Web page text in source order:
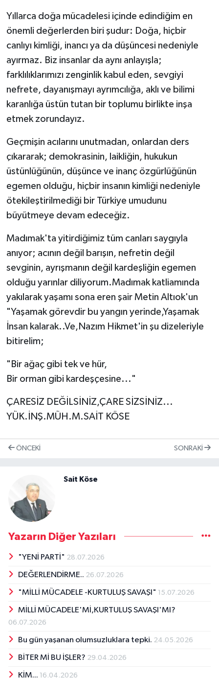
Yıllarca doğa mücadelesi içinde edindiğim en
önemli değerlerden biri şudur: Doğa, hiçbir
canlıyı kimliği, inancı ya da düşüncesi nedeniyle
ayırmaz. Biz insanlar da aynı anlayışla;
farklılıklarımızı zenginlik kabul eden, sevgiyi
nefrete, dayanışmayı ayrımcılığa, aklı ve bilimi
karanlığa üstün tutan bir toplumu birlikte inşa
etmek zorundayız.
Geçmişin acılarını unutmadan, onlardan ders
çıkararak; demokrasinin, laikliğin, hukukun
üstünlüğünün, düşünce ve inanç özgürlüğünün
egemen olduğu, hiçbir insanın kimliği nedeniyle
ötekileştirilmediği bir Türkiye umudunu
büyütmeye devam edeceğiz.
Madımak'ta yitirdiğimiz tüm canları saygıyla
anıyor; acının değil barışın, nefretin değil
sevginin, ayrışmanın değil kardeşliğin egemen
olduğu yarınlar diliyorum.Madımak katliamında
yakılarak yaşamı sona eren şair Metin Altıok'un
"Yaşamak görevdir bu yangın yerinde,Yaşamak
İnsan kalarak..Ve,Nazım Hikmet'in şu dizeleriyle
bitirelim;
"Bir ağaç gibi tek ve hür,
Bir orman gibi kardeşçesine..."
ÇARESİZ DEĞİLSİNİZ,ÇARE SİZSİNİZ...
YÜK.İNŞ.MÜH.M.SAİT KÖSE
ÖNCEKI SONRAKI
Sait Köse
Yazarın Diğer Yazıları
"YENİ PARTİ" 28.07.2026
DEĞERLENDİRME.. 26.07.2026
"MİLLİ MÜCADELE -KURTULUŞ SAVAŞI" 15.07.2026
MİLLİ MÜCADELE'Mİ,KURTULUŞ SAVAŞI'MI?
06.07.2026
Bu gün yaşanan olumsuzluklara tepki. 24.05.2026
BİTER Mİ BU İŞLER? 29.04.2026
KİM... 16.04.2026
Türkiye
Video Haber
Yeme-İçme
Yemek